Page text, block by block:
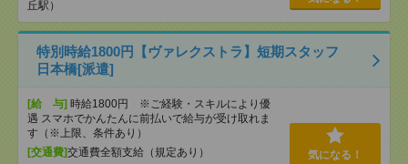
丘駅）
特別時給1800円【ヴァレクストラ】短期スタッフ
日本橋[派遣]
[給 与] 時給1800円 ※ご経験・スキルにより優
遇 スマホでかんたんに前払いで給与が受け取れま
す（※上限、条件あり）
[交通費]交通費全額支給（規定あり）
気になる！